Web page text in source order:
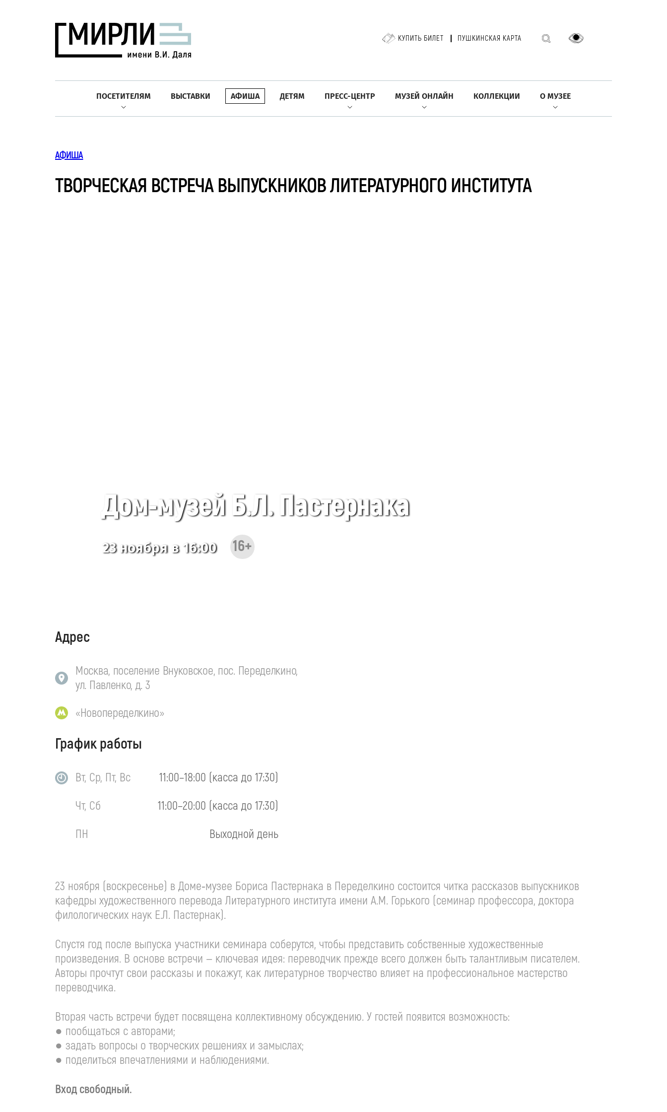
КУПИТЬ БИЛЕТ ПУШКИНСКАЯ КАРТА
ПОСЕТИТЕЛЯМ ВЫСТАВКИ АФИША ДЕТЯМ ПРЕСС-ЦЕНТР МУЗЕЙ ОНЛАЙН КОЛЛЕКЦИИ О МУЗЕЕ
АФИША
ТВОРЧЕСКАЯ ВСТРЕЧА ВЫПУСКНИКОВ ЛИТЕРАТУРНОГО ИНСТИТУТА
Дом-музей Б.Л. Пастернака
23 ноября в 16:00 16+
Адрес
Москва, поселение Внуковское, пос. Переделкино,
ул. Павленко, д. 3
«Новопеределкино»
График работы
Вт, Ср, Пт, Вс
11:00–18:00 (касса до 17:30)
Чт, Сб
11:00–20:00 (касса до 17:30)
ПН
Выходной день
23 ноября (воскресенье) в Доме‑музее Бориса Пастернака в Переделкино состоится читка рассказов выпускников
кафедры художественного перевода Литературного института имени А.М. Горького (семинар профессора, доктора
филологических наук Е.Л. Пастернак).
Спустя год после выпуска участники семинара соберутся, чтобы представить собственные художественные
произведения. В основе встречи — ключевая идея: переводчик прежде всего должен быть талантливым писателем.
Авторы прочтут свои рассказы и покажут, как литературное творчество влияет на профессиональное мастерство
переводчика.
Вторая часть встречи будет посвящена коллективному обсуждению. У гостей появится возможность:
● пообщаться с авторами;
● задать вопросы о творческих решениях и замыслах;
● поделиться впечатлениями и наблюдениями.
Вход свободный.